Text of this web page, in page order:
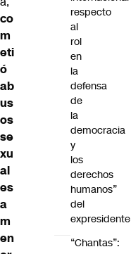
co
m
eti
ó
ab
us
os
se
xu
al
es
a
m
en
respecto
al
rol
en
la
defensa
de
la
democracia
y
los
derechos
humanos”
del
expresidente
“Chantas”: